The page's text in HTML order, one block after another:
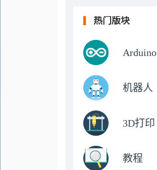
热门版块
Arduino
机器人
3D打印
教程